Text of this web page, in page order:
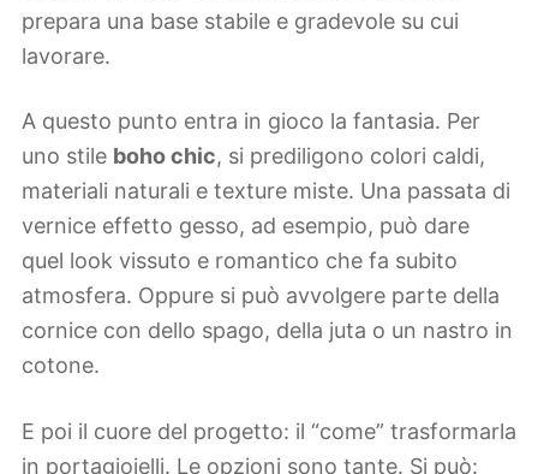
prepara una base stabile e gradevole su cui
lavorare.
A questo punto entra in gioco la fantasia. Per
uno stile boho chic, si prediligono colori caldi,
materiali naturali e texture miste. Una passata di
vernice effetto gesso, ad esempio, può dare
quel look vissuto e romantico che fa subito
atmosfera. Oppure si può avvolgere parte della
cornice con dello spago, della juta o un nastro in
cotone.
E poi il cuore del progetto: il “come” trasformarla
in portagioielli. Le opzioni sono tante. Si può: